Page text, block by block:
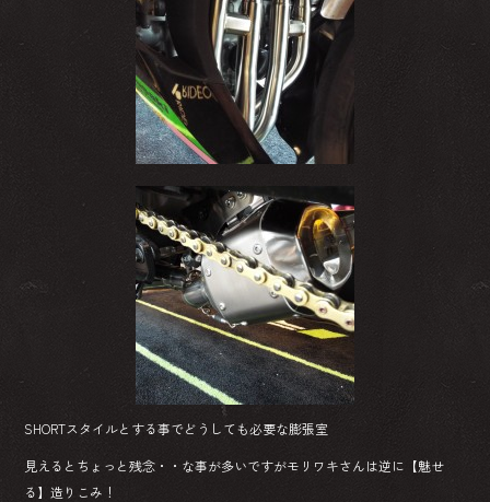
SHORTスタイルとする事でどうしても必要な膨張室
見えるとちょっと残念・・な事が多いですがモリワキさんは逆に【魅せ
る】造りこみ！